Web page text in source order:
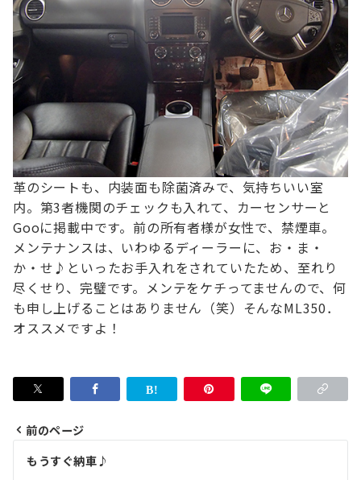
革のシートも、内装面も除菌済みで、気持ちいい室
内。 第3者機関のチェックも入れて、カーセンサーと
Gooに掲載中です。 前の所有者様が女性で、禁煙車。
メンテナンスは、いわゆるディーラーに、お・ま・
か・せ♪ といったお手入れをされていたため、至れり
尽くせり、完璧です。 メンテをケチってませんので、何
も申し上げることはありません（笑） そんなML350．
オススメですよ！
投
前のページ
もうすぐ納車♪